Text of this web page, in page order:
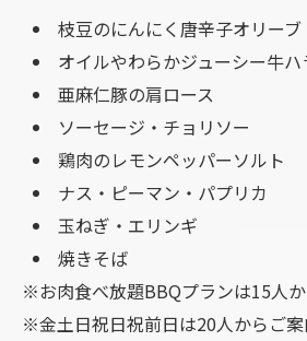
枝豆のにんにく唐辛子オリーブ
オイルやわらかジューシー牛ハ
亜麻仁豚の肩ロース
ソーセージ・チョリソー
鶏肉のレモンペッパーソルト
ナス・ピーマン・パプリカ
玉ねぎ・エリンギ
焼きそば
※お肉食べ放題BBQプランは15人か
※金土日祝日祝前日は20人からご